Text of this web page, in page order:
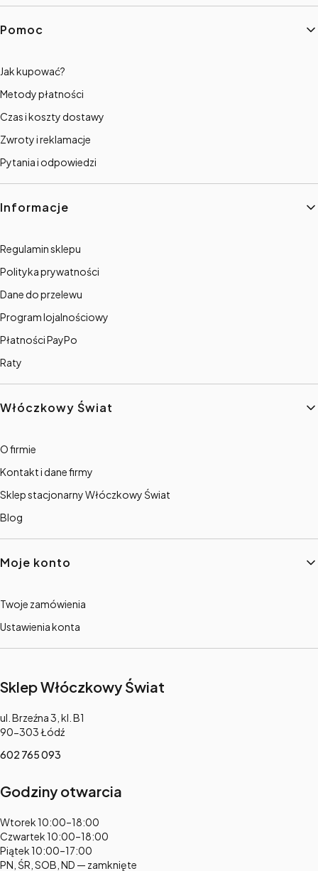
Linki w stopce
Pomoc
Jak kupować?
Metody płatności
Czas i koszty dostawy
Zwroty i reklamacje
Pytania i odpowiedzi
Informacje
Regulamin sklepu
Polityka prywatności
Dane do przelewu
Program lojalnościowy
Płatności PayPo
Raty
Włóczkowy Świat
O firmie
Kontakt i dane firmy
Sklep stacjonarny Włóczkowy Świat
Blog
Moje konto
Twoje zamówienia
Ustawienia konta
Sklep Włóczkowy Świat
Adres:
ul. Brzeźna 3, kl. B1
90-303 Łódź
602 765 093
Godziny otwarcia
Adres:
Wtorek 10:00–18:00
Czwartek 10:00–18:00
Piątek 10:00–17:00
PN, ŚR, SOB, ND — zamknięte